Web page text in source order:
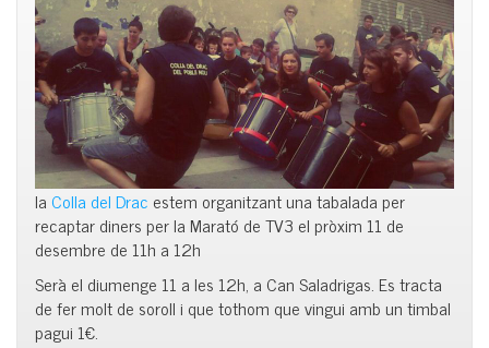
laColla del Drac estem organitzant una tabalada per
recaptar diners per la Marató de TV3 el pròxim 11 de
desembre de 11h a 12h
Serà el diumenge 11 a les 12h, a Can Saladrigas. Es tracta
de fer molt de soroll i que tothom que vingui amb un timbal
pagui 1€.